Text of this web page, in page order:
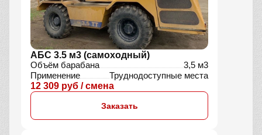
АБС 3.5 м3 (самоходный)
Объём барабана
3,5 м3
Применение
Труднодоступные места
12 309 руб / смена
Заказать